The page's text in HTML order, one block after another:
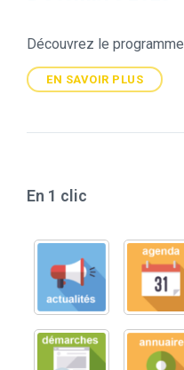
Découvrez le programme
EN SAVOIR PLUS
En 1 clic